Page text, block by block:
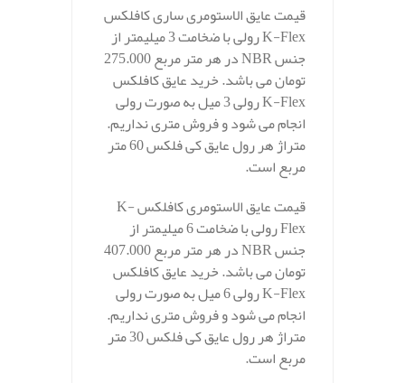
قیمت عایق الاستومری ساری کافلکس
K-Flex رولی با ضخامت 3 میلیمتر از
جنس NBR در هر متر مربع 275.000
تومان می باشد. خرید عایق کافلکس
K-Flex رولی 3 میل به صورت رولی
انجام می شود و فروش متری نداریم.
متراژ هر رول عایق کی فلکس 60 متر
مربع است.
قیمت عایق الاستومری کافلکس K-
Flex رولی با ضخامت 6 میلیمتر از
جنس NBR در هر متر مربع 407.000
تومان می باشد. خرید عایق کافلکس
K-Flex رولی 6 میل به صورت رولی
انجام می شود و فروش متری نداریم.
متراژ هر رول عایق کی فلکس 30 متر
مربع است.